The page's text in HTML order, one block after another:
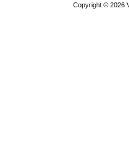
Copyright © 2026